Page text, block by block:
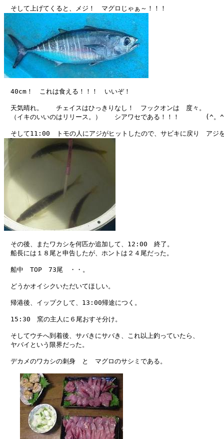
40cm！　これは食える！！！　いいぞ！
天気晴れ。　　チェイスはひっきりなし！　フックオンは　度々。
（イキのいいのはリリース。）　　シアワセである！！！　　　　(^
その後、またワカシを何匹か追加して、12:00　終了。
船長には１８尾と申告したが、ホントは２４尾だった。
船中　TOP　73尾　・・。
どうかオイシクいただいてほしい。
帰港後、イップクして、13:00帰途につく。
15:30　窯の主人に６尾おすそ分け。
そしてウチへ到着後、サバきにサバき、これ以上釣っていたら、
ヤバイという限界だった。
デカメのワカシの刺身　と　マグロのサシミである。